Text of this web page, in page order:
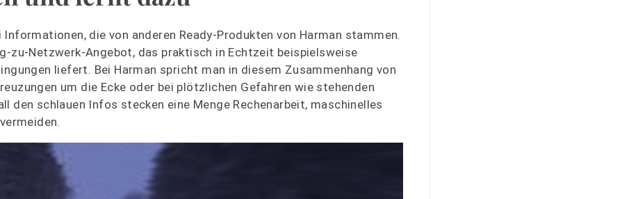
die von anderen Ready-Produkten von Harman stammen.
zu-Netzwerk-Angebot, das praktisch in Echtzeit beispielsweise
liefert. Bei Harman spricht man in diesem Zusammenhang von
um die Ecke oder bei plötzlichen Gefahren wie stehenden
den schlauen Infos stecken eine Menge Rechenarbeit, maschinelles